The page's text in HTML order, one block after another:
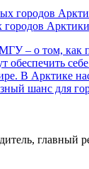
– о том, как
обеспечить
В Арктике
шанс для
главный